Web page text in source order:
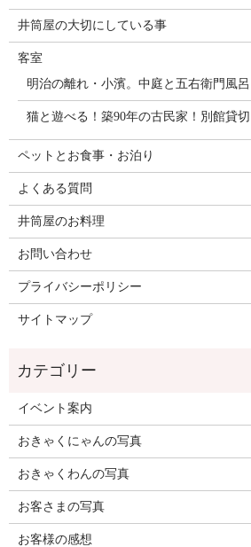
井筒屋の大切にしている事
客室
明治の離れ・小濱。中庭と五右衛門風呂
猫と遊べる！築90年の古民家！別館貸
ペットとお食事・お泊り
よくある質問
井筒屋のお料理
お問い合わせ
プライバシーポリシー
サイトマップ
イベント案内
おきゃくにゃんの写真
おきゃくわんの写真
お客さまの写真
お客様の感想